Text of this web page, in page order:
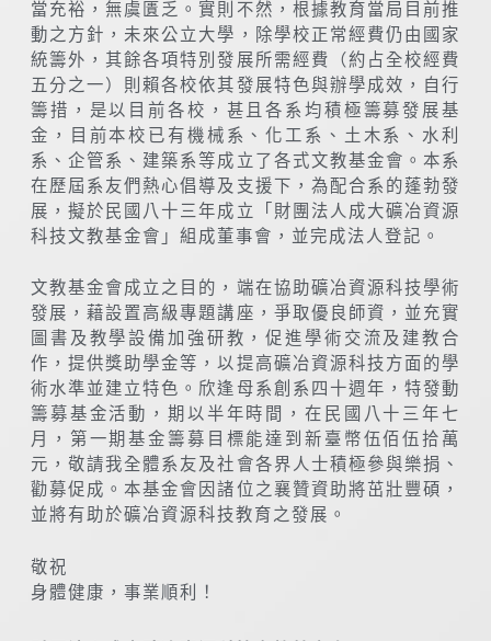
當充裕，無虞匱乏。實則不然，根據教育當局目前推
動之方針，未來公立大學，除學校正常經費仍由國家
統籌外，其餘各項特別發展所需經費（約占全校經費
五分之一）則賴各校依其發展特色與辦學成效，自行
籌措，是以目前各校，甚且各系均積極籌募發展基
金，目前本校已有機械系、化工系、土木系、水利
系、企管系、建築系等成立了各式文教基金會。本系
在歷屆系友們熱心倡導及支援下，為配合系的蓬勃發
展，擬於民國八十三年成立「財團法人成大礦冶資源
科技文教基金會」組成董事會，並完成法人登記。
文教基金會成立之目的，端在協助礦冶資源科技學術
發展，藉設置高級專題講座，爭取優良師資，並充實
圖書及教學設備加強研教，促進學術交流及建教合
作，提供獎助學金等，以提高礦冶資源科技方面的學
術水準並建立特色。欣逢母系創系四十週年，特發動
籌募基金活動，期以半年時間，在民國八十三年七
月，第一期基金籌募目標能達到新臺幣伍佰伍拾萬
元，敬請我全體系友及社會各界人士積極參與樂捐、
勸募促成。本基金會因諸位之襄贊資助將茁壯豐碩，
並將有助於礦冶資源科技教育之發展。
敬祝
身體健康，事業順利！